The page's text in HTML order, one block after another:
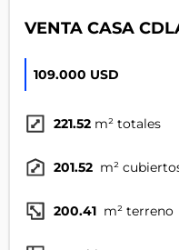
VENTA CASA
109.000 USD
221.52 m² totales
201.52 m²
200.41 m² terreno